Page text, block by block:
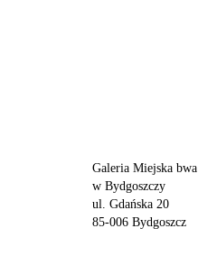
Galeria Miejska bwa
w Bydgoszczy
ul. Gdańska 20
85-006 Bydgoszcz